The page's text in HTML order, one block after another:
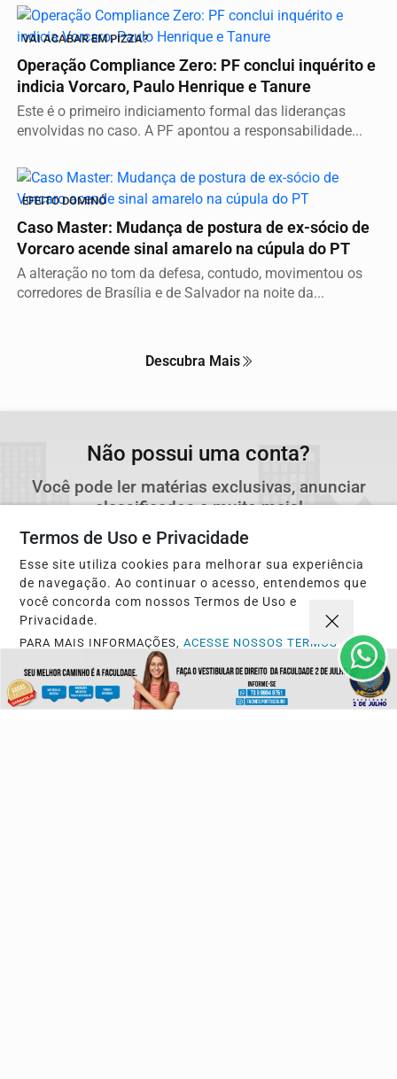
VAI ACABAR EM PIZZA?
Operação Compliance Zero: PF conclui inquérito e
indicia Vorcaro, Paulo Henrique e Tanure
Este é o primeiro indiciamento formal das lideranças
envolvidas no caso. A PF apontou a responsabilidade...
EFEITO DOMINÓ
Caso Master: Mudança de postura de ex-sócio de
Vorcaro acende sinal amarelo na cúpula do PT
A alteração no tom da defesa, contudo, movimentou os
corredores de Brasília e de Salvador na noite da...
Descubra Mais
Não possui uma conta?
Você pode ler matérias exclusivas, anunciar
classificados e muito mais!
CRIAR MINHA CONTA
Termos de Uso e Privacidade
Esse site utiliza cookies para melhorar sua experiência
de navegação. Ao continuar o acesso, entendemos que
você concorda com nossos Termos de Uso e
Privacidade.
PARA MAIS INFORMAÇÕES,ACESSE NOSSOS TERMOS
PROSSEGUIR